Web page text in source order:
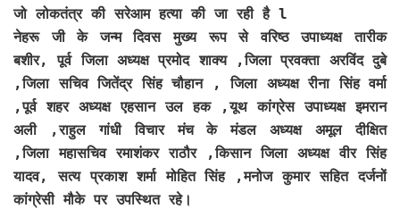
जो लोकतंत्र की सरेआम हत्या की जा रही है l
नेहरू जी के जन्म दिवस मुख्य रूप से वरिष्ठ उपाध्यक्ष तारीक
बशीर, पूर्व जिला अध्यक्ष प्रमोद शाक्य ,जिला प्रवक्ता अरविंद दुबे
,जिला सचिव जितेंद्र सिंह चौहान , जिला अध्यक्ष रीना सिंह वर्मा
,पूर्व शहर अध्यक्ष एहसान उल हक ,यूथ कांग्रेस उपाध्यक्ष इमरान
अली ,राहुल गांधी विचार मंच के मंडल अध्यक्ष अमूल दीक्षित
,जिला महासचिव रमाशंकर राठौर ,किसान जिला अध्यक्ष वीर सिंह
यादव, सत्य प्रकाश शर्मा मोहित सिंह ,मनोज कुमार सहित दर्जनों
कांग्रेसी मौके पर उपस्थित रहे।